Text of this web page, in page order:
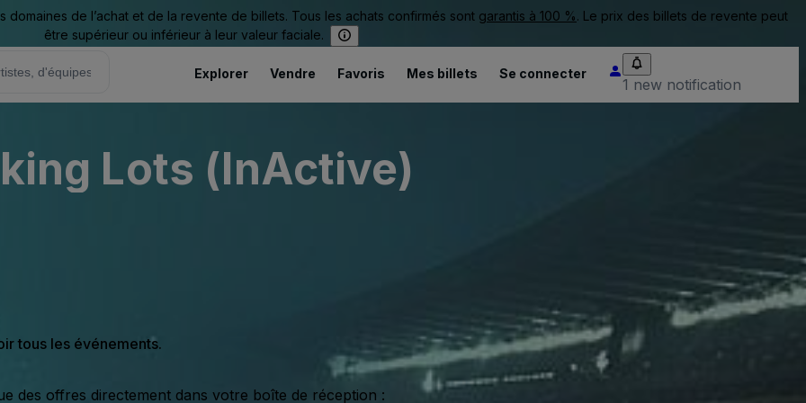
de l’achat et de la revente de billets. Tous les achats confirmés sont garantis à 100 %. Le prix des billets de revente peut
être supérieur ou inférieur à leur valeur faciale.
Explorer Vendre Favoris Mes billets Se connecter
1 new notification
Lots (InActive)
tous les événements.
des offres directement dans votre boîte de réception :